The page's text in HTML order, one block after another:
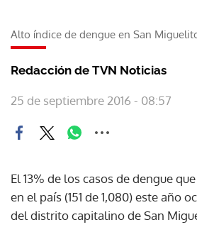
Alto índice de dengue en San
Redacción de TVN Noticias
25 de septiembre 2016 - 08:57
El 13% de los casos de dengue
en el país (151 de 1,080) este año
del distrito capitalino de San